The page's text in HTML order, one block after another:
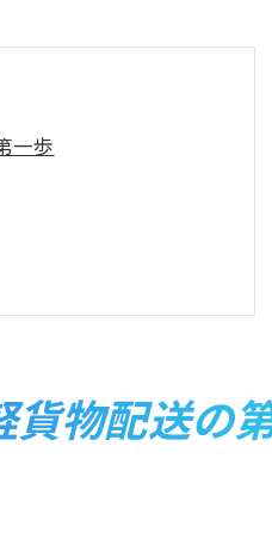
一歩
新しいキャリアを築く
物配送の